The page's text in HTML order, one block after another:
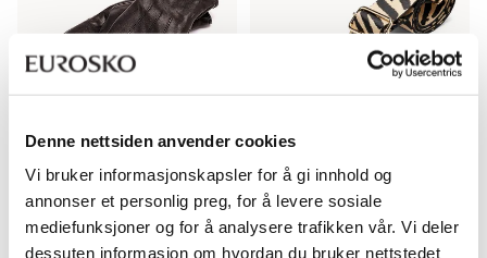
Denne nettsiden anvender cookies
Vi bruker informasjonskapsler for å gi innhold og
annonser et personlig preg, for å levere sosiale
mediefunksjoner og for å analysere trafikken vår. Vi deler
dessuten informasjon om hvordan du bruker nettstedet
SIXTH SENSE
Myke skinnvotter
Pris
499,-
SIXTH SENSE
Flott veskeremmer
Pris
299,-